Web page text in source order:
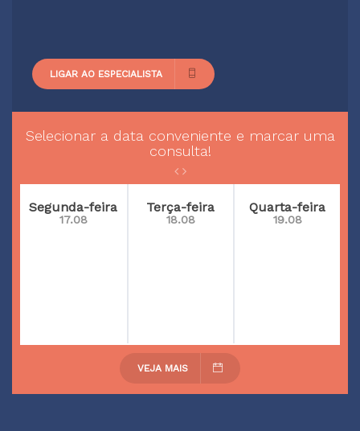
LIGAR AO ESPECIALISTA
Selecionar a data conveniente e marcar uma
consulta!
Segunda-feira
17.08
Terça-feira
18.08
Quarta-feira
19.08
VEJA MAIS